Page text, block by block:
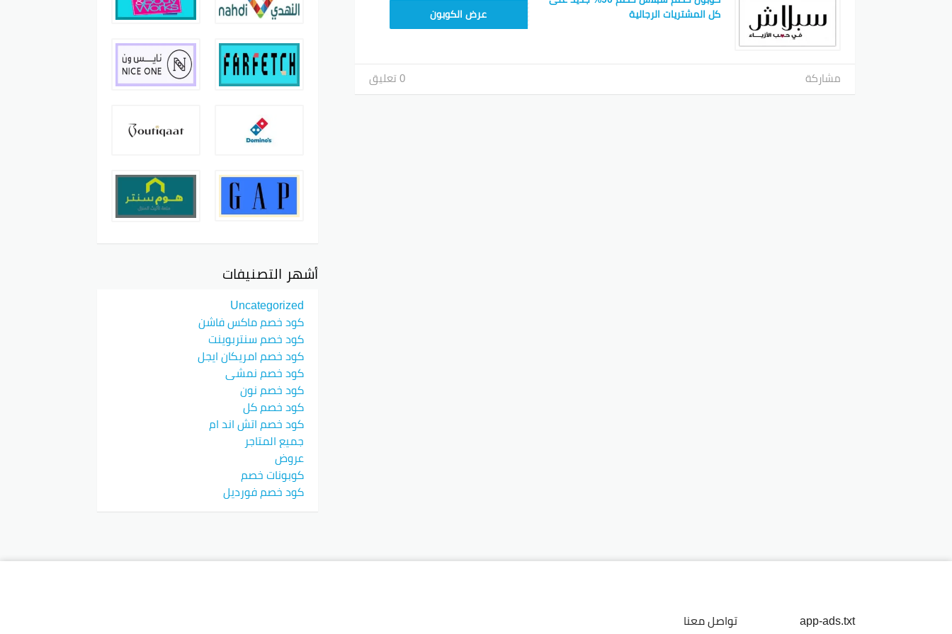
كل المشتريات الرجالية
SPLMEN30
عرض الكوبون
مشاركة 0 تعليق
أشهر التصنيفات
Uncategorized
كود خصم ماكس فاشن
كود خصم سنتربوينت
كود خصم امريكان ايجل
كود خصم نمشي
كود خصم نون
كود خصم كل
كود خصم اتش اند ام
جميع المتاجر
عروض
كوبونات خصم
كود خصم فورديل
app-ads.txt
تواصل معنا